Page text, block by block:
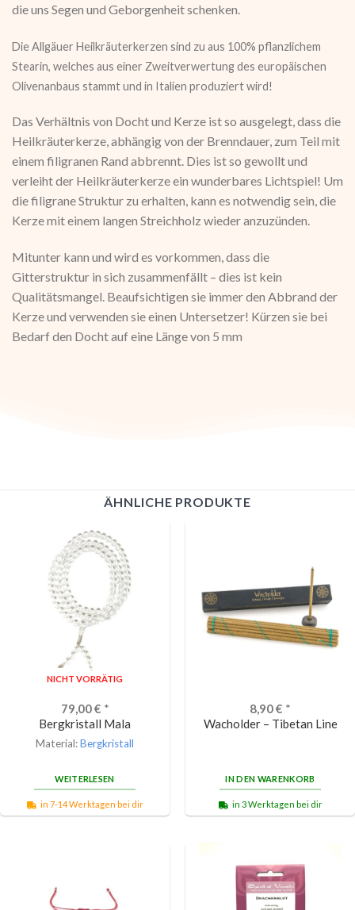
die uns Segen und Geborgenheit schenken.
Die Allgäuer Heilkräuterkerzen sind zu aus 100% pflanzlichem
Stearin, welches aus einer Zweitverwertung des europäischen
Olivenanbaus stammt und in Italien produziert wird!
Das Verhältnis von Docht und Kerze ist so ausgelegt, dass die
Heilkräuterkerze, abhängig von der Brenndauer, zum Teil mit
einem filigranen Rand abbrennt. Dies ist so gewollt und
verleiht der Heilkräuterkerze ein wunderbares Lichtspiel! Um
die filigrane Struktur zu erhalten, kann es notwendig sein, die
Kerze mit einem langen Streichholz wieder anzuzünden.
Mitunter kann und wird es vorkommen, dass die
Gitterstruktur in sich zusammenfällt – dies ist kein
Qualitätsmangel. Beaufsichtigen sie immer den Abbrand der
Kerze und verwenden sie einen Untersetzer! Kürzen sie bei
Bedarf den Docht auf eine Länge von 5 mm
ÄHNLICHE PRODUKTE
NICHT VORRÄTIG
79,00€ *
Bergkristall Mala
Material:Bergkristall
WEITERLESEN
in 7-14 Werktagen bei dir
8,90€ *
Wacholder – Tibetan Line
IN DEN WARENKORB
in 3 Werktagen bei dir